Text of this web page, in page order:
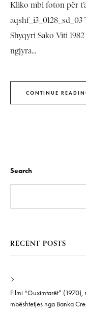
Kliko mbi foton për
Shyqyri Sako Viti
ngjyra...
CONTINUE
Search
RECENT POSTS
Filmi “Guximtarët”
mbështetjes nga Banka